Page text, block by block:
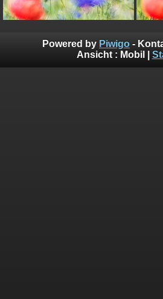
Powered by Piwigo -
Ansicht : Mobil